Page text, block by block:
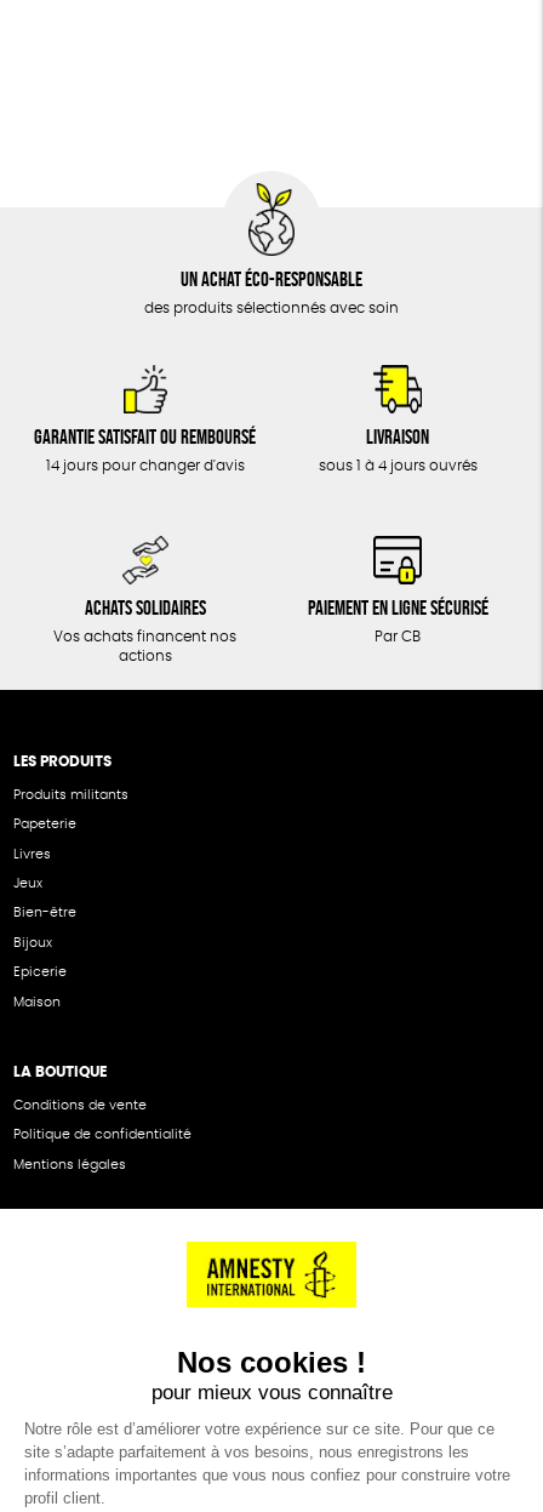
Un achat éco-responsable
des produits sélectionnés avec soin
Garantie satisfait ou remboursé
14 jours pour changer d'avis
Livraison
sous 1 à 4 jours ouvrés
Achats solidaires
Vos achats financent nos
actions
Paiement en ligne sécurisé
Par CB
LES PRODUITS
Produits militants
Papeterie
Livres
Jeux
Bien-être
Bijoux
Epicerie
Maison
LA BOUTIQUE
Conditions de vente
Politique de confidentialité
Mentions légales
Nous contacter
Renvoyer des articles